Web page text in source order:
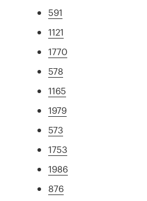
591
1121
1770
578
1165
1979
573
1753
1986
876